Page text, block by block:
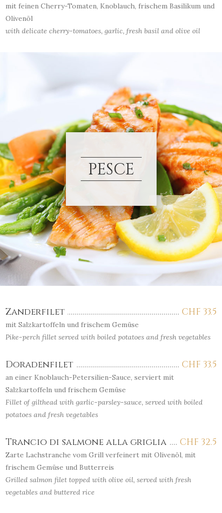
mit feinen Cherry-Tomaten, Knoblauch, frischem Basilikum und
Olivenöl
with delicate cherry-tomatoes, garlic, fresh basil and olive oil
PESCE
CHF 33.5
Zanderfilet
mit Salzkartoffeln und frischem Gemüse
Pike-perch fillet served with boiled potatoes and fresh vegetables
CHF 33.5
Doradenfilet
an einer Knoblauch-Petersilien-Sauce, serviert mit
Salzkartoffeln und frischem Gemüse
Fillet of gilthead with garlic-parsley-sauce, served with boiled
potatoes and fresh vegetables
CHF 32.5
Trancio di salmone alla griglia
Zarte Lachstranche vom Grill verfeinert mit Olivenöl, mit
frischem Gemüse und Butterreis
Grilled salmon filet topped with olive oil, served with fresh
vegetables and buttered rice